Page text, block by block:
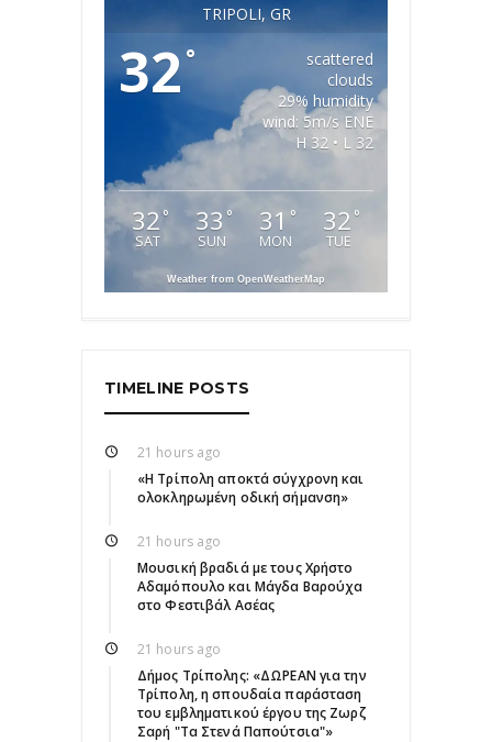
TRIPOLI, GR
32°
scattered
clouds
29% humidity
wind: 5m/s ENE
H 32 • L 32
32 °
SAT
33 °
SUN
31 °
MON
32 °
TUE
Weather from OpenWeatherMap
TIMELINE POSTS
21 hours ago
«Η Τρίπολη αποκτά σύγχρονη και
ολοκληρωμένη οδική σήμανση»
21 hours ago
Μουσική βραδιά με τους Χρήστο
Αδαμόπουλο και Μάγδα Βαρούχα
στο Φεστιβάλ Ασέας
21 hours ago
Δήμος Τρίπολης: «ΔΩΡΕΑΝ για την
Τρίπολη, η σπουδαία παράσταση
του εμβληματικού έργου της Ζωρζ
Σαρή "Τα Στενά Παπούτσια"»